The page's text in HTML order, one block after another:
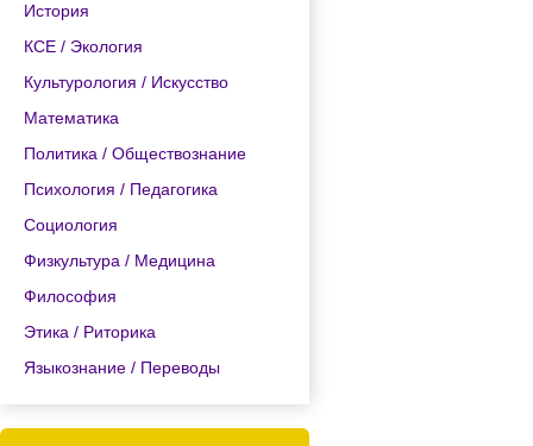
История
КСЕ / Экология
Культурология / Искусство
Математика
Политика / Обществознание
Психология / Педагогика
Социология
Физкультура / Медицина
Философия
Этика / Риторика
Языкознание / Переводы